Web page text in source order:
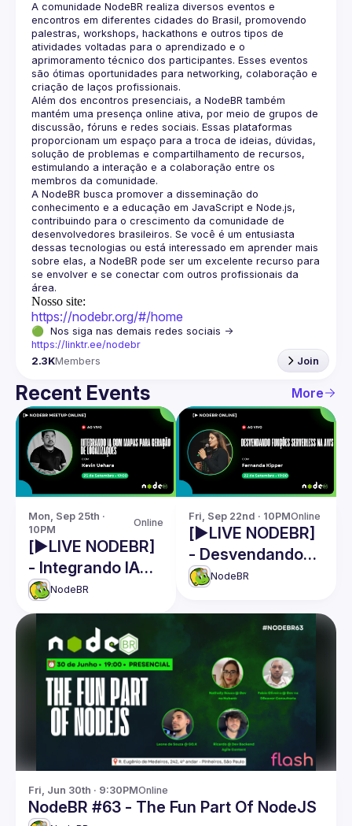
A comunidade NodeBR realiza diversos eventos e
encontros em diferentes cidades do Brasil, promovendo
palestras, workshops, hackathons e outros tipos de
atividades voltadas para o aprendizado e o
aprimoramento técnico dos participantes. Esses eventos
são ótimas oportunidades para networking, colaboração e
Além dos encontros presenciais, a NodeBR também
mantém uma presença online ativa, por meio de grupos de
discussão, fóruns e redes sociais. Essas plataformas
proporcionam um espaço para a troca de ideias, dúvidas,
solução de problemas e compartilhamento de recursos,
estimulando a interação e a colaboração entre os
A NodeBR busca promover a disseminação do
conhecimento e a educação em JavaScript e Node.js,
contribuindo para o crescimento da comunidade de
desenvolvedores brasileiros. Se você é um entusiasta
dessas tecnologias ou está interessado em aprender mais
sobre elas, a NodeBR pode ser um excelente recurso para
se envolver e se conectar com outros profissionais da
Nosso site:
https://nodebr.org/#/home
https://linktr.ee/nodebr
2.3KMembers Join
Recent Events More
Mon, Sep 25th ·
10PM
Online
[▶️LIVE NODEBR]
- Integrando IA
com Mapas para
geração de
localizações
NodeBR
Fri, Sep 22nd · 10PMOnline
[▶️LIVE NODEBR]
- Desvendando
Funções
AWS
NodeBR
Fri, Jun 30th · 9:30PMOnline
NodeBR #63 - The Fun Part Of NodeJS